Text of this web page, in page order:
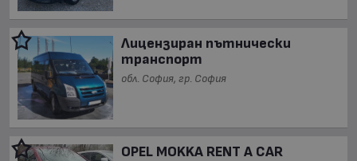
Лицензиран пътнически
транспорт
обл. София, гр. София
OPEL MOKKA RENT A CAR